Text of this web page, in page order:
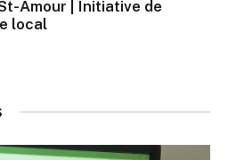
Amour | Initiative de
local